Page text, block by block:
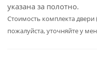
указана за полотно.
Cтоимость комплекта
пожалуйста, уточняйте у